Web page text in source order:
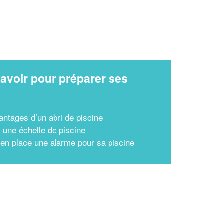
pour préparer ses
d’un abri de piscine
une échelle de piscine
place une alarme pour sa piscine